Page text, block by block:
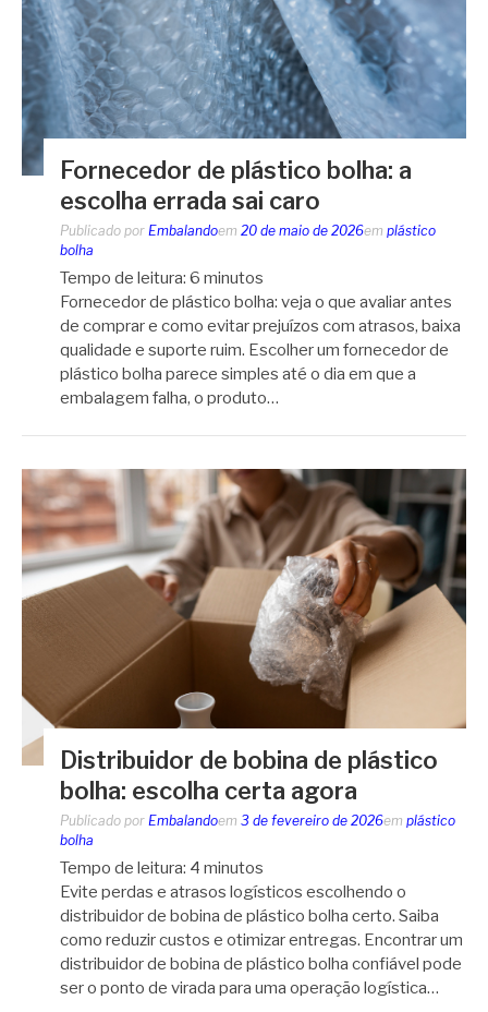
Fornecedor de plástico bolha: a
escolha errada sai caro
Publicado por Embalandoem 20 de maio de 2026em plástico
bolha
Tempo de leitura: 6 minutos
Fornecedor de plástico bolha: veja o que avaliar antes
de comprar e como evitar prejuízos com atrasos, baixa
qualidade e suporte ruim. Escolher um fornecedor de
plástico bolha parece simples até o dia em que a
embalagem falha, o produto…
Distribuidor de bobina de plástico
bolha: escolha certa agora
Publicado por Embalandoem 3 de fevereiro de 2026em plástico
bolha
Tempo de leitura: 4 minutos
Evite perdas e atrasos logísticos escolhendo o
distribuidor de bobina de plástico bolha certo. Saiba
como reduzir custos e otimizar entregas. Encontrar um
distribuidor de bobina de plástico bolha confiável pode
ser o ponto de virada para uma operação logística…